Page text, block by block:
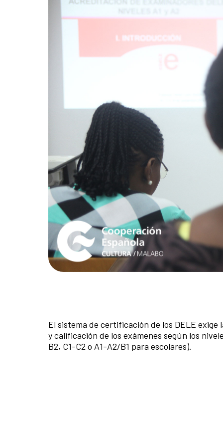
El sistema de certificación de los DELE
y calificación de los exámenes según los
B2, C1-C2 o A1-A2/B1 para escolares).